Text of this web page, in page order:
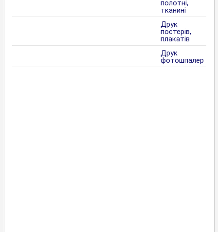
полотні,
тканині
Друк
постерів,
плакатів
Друк
фотошпалер